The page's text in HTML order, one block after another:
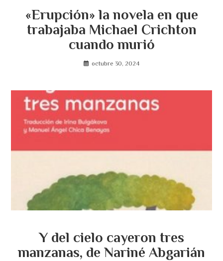
«Erupción» la novela en que
trabajaba Michael Crichton
cuando murió
octubre 30, 2024
Y del cielo cayeron tres
manzanas, de Nariné Abgarián